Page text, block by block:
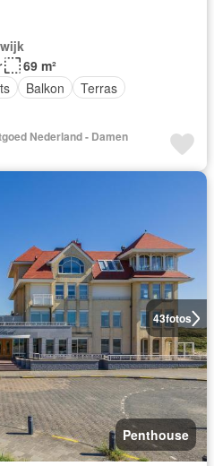
69 m²
Balkon
Terras
Nederland - Damen
43fotos
Penthouse